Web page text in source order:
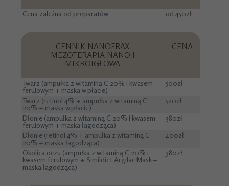
Cena zależna od preparatów od 450zł
CENNIK NANOFRAX
MEZOTERAPIA NANO I
MIKROIGŁOWA
CENA
Twarz (ampułka z witaminą C 20% i kwasem
ferulowym + maska w płacie)
500zł
Twarz (retinol 4% + ampułka z witaminą C
20% + maska w płacie)
520zł
Dłonie (ampułka z witaminą C 20% i kwasem
ferulowym + maska łagodząca)
380zł
Dłonie (retinol 4% + ampułka z witaminą C
20% + maska łagodząca)
400zł
Okolica oczu (ampułka z witaminą C 20% i
kwasem ferulowym + Simildiet Argilac Mask +
maska łagodząca)
380zł